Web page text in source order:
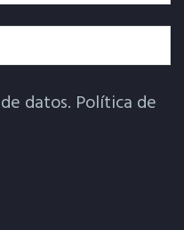
datos. Política de